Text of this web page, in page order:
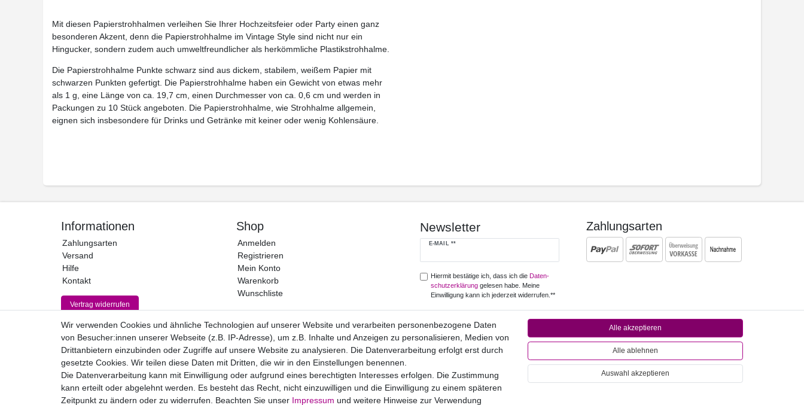
Mit diesen Papierstrohhalmen verleihen Sie Ihrer Hochzeitsfeier oder Party einen ganz
besonderen Akzent, denn die Papierstrohhalme im Vintage Style sind nicht nur ein
Hingucker, sondern zudem auch umweltfreundlicher als herkömmliche Plastikstrohhalme.
Die Papierstrohhalme Punkte schwarz sind aus dickem, stabilem, weißem Papier mit
schwarzen Punkten gefertigt. Die Papierstrohhalme haben ein Gewicht von etwas mehr
als 1 g, eine Länge von ca. 19,7 cm, einen Durchmesser von ca. 0,6 cm und werden in
Packungen zu 10 Stück angeboten. Die Papierstrohhalme, wie Strohhalme allgemein,
eignen sich insbesondere für Drinks und Getränke mit keiner oder wenig Kohlensäure.
Informationen
Zahlungsarten
Versand
Hilfe
Kontakt
Vertrag widerrufen
Shop
Anmelden
Registrieren
Mein Konto
Warenkorb
Wunschliste
Newsletter
E-MAIL **
Newsletter
Hiermit bestätige ich, dass ich die Daten­
schutz­erklärunggelesen habe. Meine
Einwilligung kann ich jederzeit widerrufen.**
Abonnieren
** Hierbei handelt es sich um ein Pflichtfeld.
Zahlungsarten
Widerrufs­recht Impressum Daten­schutz­erklärung AGB Kontakt
Wir verwenden Cookies und ähnliche Technologien auf unserer Website und verarbeiten personenbezogene Daten
von Besucher:innen unserer Webseite (z.B. IP-Adresse), um z.B. Inhalte und Anzeigen zu personalisieren, Medien von
Drittanbietern einzubinden oder Zugriffe auf unsere Website zu analysieren. Die Datenverarbeitung erfolgt erst durch
gesetzte Cookies. Wir teilen diese Daten mit Dritten, die wir in den Einstellungen benennen.
Die Datenverarbeitung kann mit Einwilligung oder aufgrund eines berechtigten Interesses erfolgen. Die Zustimmung
kann erteilt oder abgelehnt werden. Es besteht das Recht, nicht einzuwilligen und die Einwilligung zu einem späteren
Zeitpunkt zu ändern oder zu widerrufen. Beachten Sie unser Impressum und weitere Hinweise zur Verwendung
Alle akzeptieren
Alle ablehnen
Auswahl akzeptieren